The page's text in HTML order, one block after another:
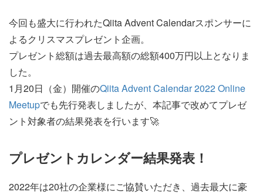
今回も盛大に行われたQiita Advent Calendarスポンサーに
よるクリスマスプレゼント企画。
プレゼント総額は過去最高額の総額400万円以上となりま
した。
1月20日（金）開催のQiita Advent Calendar 2022 Online
Meetupでも先行発表しましたが、本記事で改めてプレゼ
ント対象者の結果発表を行います🚀
プレゼントカレンダー結果発表！
2022年は20社の企業様にご協賛いただき、過去最大に豪